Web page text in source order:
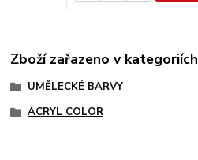
Zboží zařazeno v kategoriích
UMĚLECKÉ BARVY
ACRYL COLOR